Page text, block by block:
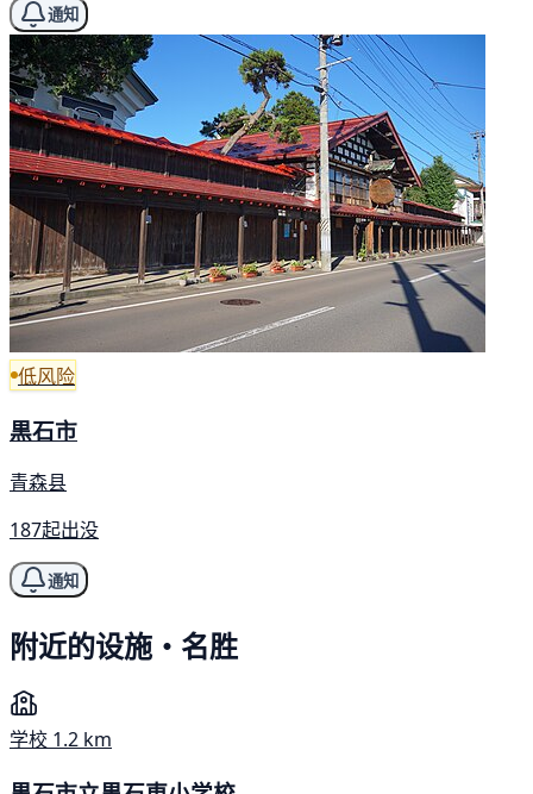
通知
低风险
黒石市
青森县
187起出没
通知
附近的设施・名胜
学校 1.2 km